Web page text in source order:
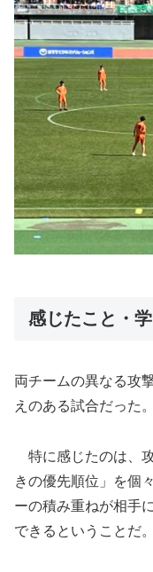
感じたこと・
両チームの異なる攻
えのある試合だった。
特に感じたのは、
きの優先順位」を個
ーの積み重ねが相手
できるということだ。